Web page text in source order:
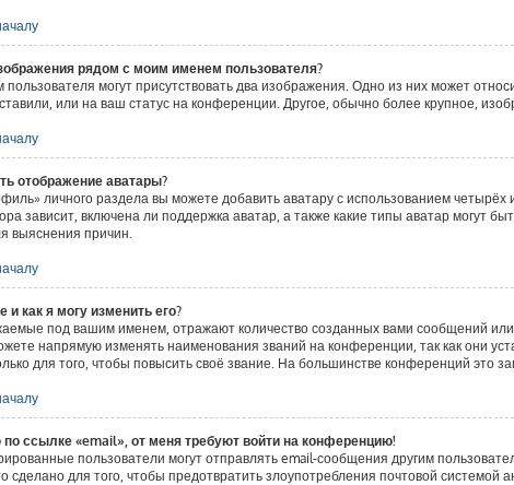
рядом с моим именем пользователя?
могут присутствовать два изображения. Одно из них может
или на ваш статус на конференции. Другое, обычно более крупное,
отображение аватары?
личного раздела вы можете добавить аватару с использованием
зависит, включена ли поддержка аватар, а также какие типы аватар могут
выяснения причин.
и как я могу изменить его?
под вашим именем, отражают количество созданных вами сообщений
напрямую изменять наименования званий на конференции, так как они
для того, чтобы повысить своё звание. На большинстве конференций это
ссылке «email», от меня требуют войти на конференцию!
пользователи могут отправлять email-сообщения другим
сделано для того, чтобы предотвратить злоупотребления почтовой системой